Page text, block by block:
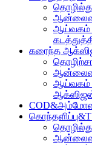
ஆன்லைன்
ஆய்வகம்
கரைந்த
ஆன்லைன்
ஆய்வகம்
ஆன்லைன்